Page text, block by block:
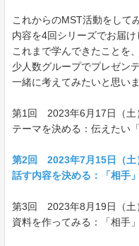
これからのMST活動をして
内容を4回シリーズでお届け
これまで学んできたことを
少人数グループでプレゼン
一緒に考えてみたいと思いま
第1回 2023年6月17日（土
テーマを決める：伝えたい
第2回 2023年7月15日（土
話す内容を決める：「相手
第3回 2023年8月19日（土
資料を作ってみる：「相手